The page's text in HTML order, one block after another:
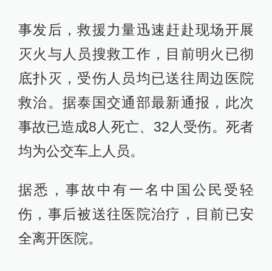
事发后，救援力量迅速赶赴现场开展
灭火与人员搜救工作，目前明火已彻
底扑灭，受伤人员均已送往周边医院
救治。据泰国交通部最新通报，此次
事故已造成8人死亡、32人受伤。死者
均为公交车上人员。
据悉，事故中有一名中国公民受轻
伤，事后被送往医院治疗，目前已安
全离开医院。